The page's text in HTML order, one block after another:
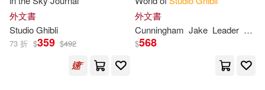
外文書
StudioGhibli
73 折 $359 $492
外文書
Cunningham Jake Leader
$568